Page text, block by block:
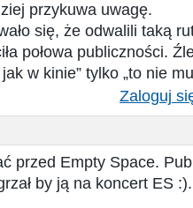
przykuwa uwagę.
się, że odwalili taką
połowa publiczności.
w kinie” tylko „to nie
Zaloguj
przed Empty Space.
by ją na koncert ES